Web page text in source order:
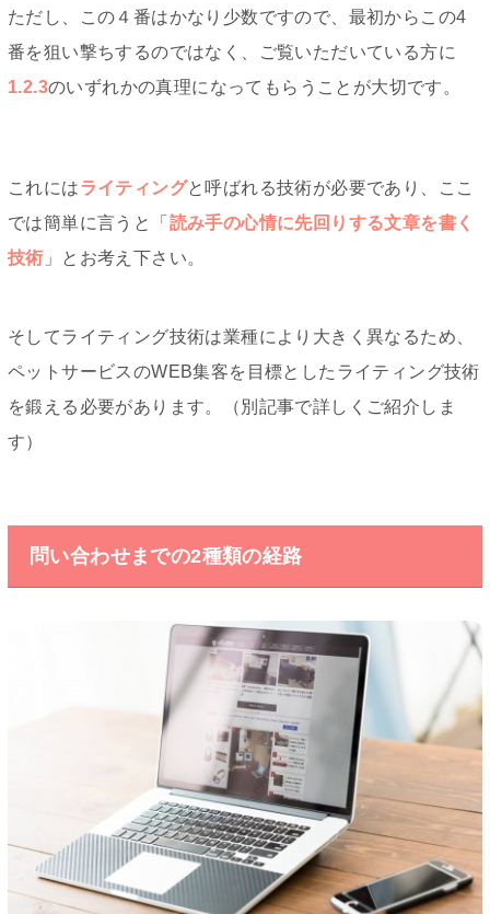
ただし、この４番はかなり少数ですので、最初からこの4
番を狙い撃ちするのではなく、ご覧いただいている方に
1.2.3のいずれかの真理になってもらうことが大切です。
これにはライティングと呼ばれる技術が必要であり、ここ
では簡単に言うと「 読み手の心情に先回りする文章を書く
技術 」とお考え下さい。
そしてライティング技術は業種により大きく異なるため、
ペットサービスのWEB集客を目標としたライティング技術
を鍛える必要があります。（別記事で詳しくご紹介しま
す）
問い合わせまでの2種類の経路